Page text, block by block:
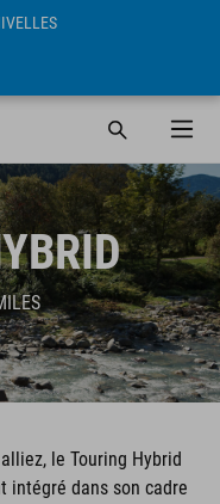
le Touring Hybrid
intégré dans son cadre